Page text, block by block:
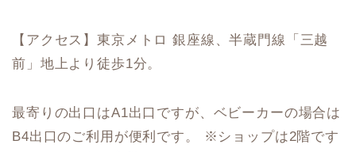
【アクセス】東京メトロ 銀座線、半蔵門線「三越
前」地上より徒歩1分。
最寄りの出口はA1出口ですが、ベビーカーの場合は
B4出口のご利用が便利です。 ※ショップは2階です